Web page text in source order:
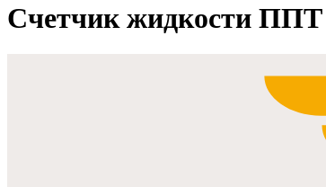
Счетчик жидкости ППТ